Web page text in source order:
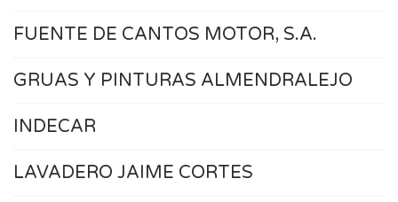
FUENTE DE CANTOS MOTOR, S.A.
GRUAS Y PINTURAS ALMENDRALEJO
INDECAR
LAVADERO JAIME CORTES